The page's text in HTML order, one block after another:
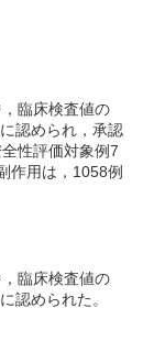
臨床検査値の
認められ，承認
性評価対象例7
作用は，1058例
臨床検査値の
認められた 。